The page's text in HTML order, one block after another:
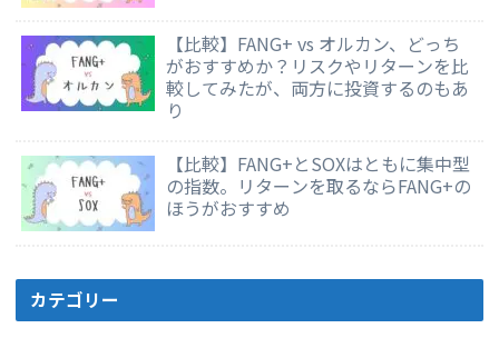
【比較】FANG+ vs オルカン、どっち
がおすすめか？リスクやリターンを比
較してみたが、両方に投資するのもあ
り
【比較】FANG+とSOXはともに集中型
の指数。リターンを取るならFANG+の
ほうがおすすめ
カテゴリー